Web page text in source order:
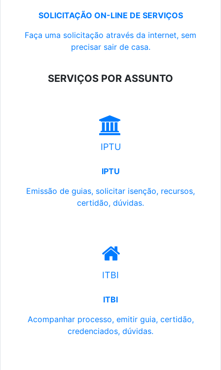
SOLICITAÇÃO ON-LINE DE SERVIÇOS
Faça uma solicitação através da internet, sem
precisar sair de casa.
SERVIÇOS POR ASSUNTO
IPTU
IPTU
Emissão de guias, solicitar isenção, recursos,
certidão, dúvidas.
ITBI
ITBI
Acompanhar processo, emitir guia, certidão,
credenciados, dúvidas.